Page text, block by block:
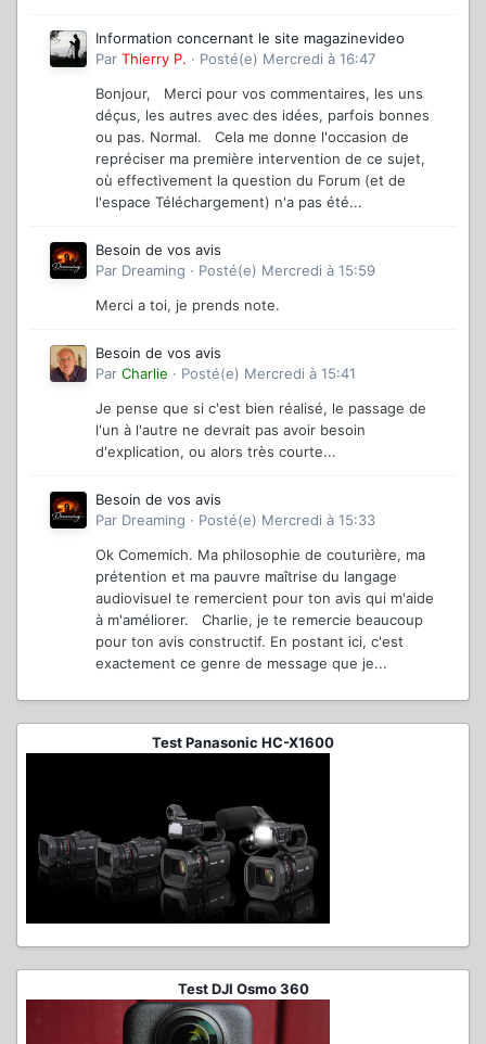
Information concernant le site magazinevideo
Par Thierry P. · Posté(e) Mercredi à 16:47
Bonjour, Merci pour vos commentaires, les uns
déçus, les autres avec des idées, parfois bonnes
ou pas. Normal. Cela me donne l'occasion de
repréciser ma première intervention de ce sujet,
où effectivement la question du Forum (et de
l'espace Téléchargement) n'a pas été...
Besoin de vos avis
Par Dreaming · Posté(e) Mercredi à 15:59
Merci a toi, je prends note.
Besoin de vos avis
Par Charlie · Posté(e) Mercredi à 15:41
Je pense que si c'est bien réalisé, le passage de
l'un à l'autre ne devrait pas avoir besoin
d'explication, ou alors très courte...
Besoin de vos avis
Par Dreaming · Posté(e) Mercredi à 15:33
Ok Comemich. Ma philosophie de couturière, ma
prétention et ma pauvre maîtrise du langage
audiovisuel te remercient pour ton avis qui m'aide
à m'améliorer. Charlie, je te remercie beaucoup
pour ton avis constructif. En postant ici, c'est
exactement ce genre de message que je...
Test Panasonic HC-X1600
Test DJI Osmo 360